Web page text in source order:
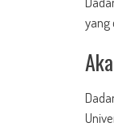
yang